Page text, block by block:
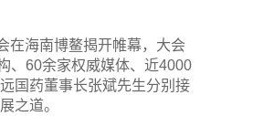
海南博鳌揭开帷幕，大会
、60余家权威媒体、近4000
国药董事长张斌先生分别接
之道。